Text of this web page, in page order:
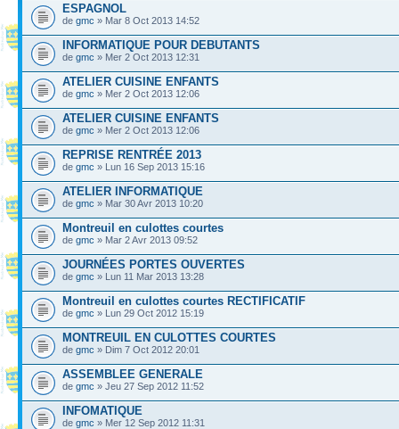
ESPAGNOL
de gmc » Mar 8 Oct 2013 14:52
INFORMATIQUE POUR DEBUTANTS
de gmc » Mer 2 Oct 2013 12:31
ATELIER CUISINE ENFANTS
de gmc » Mer 2 Oct 2013 12:06
ATELIER CUISINE ENFANTS
de gmc » Mer 2 Oct 2013 12:06
REPRISE RENTRÉE 2013
de gmc » Lun 16 Sep 2013 15:16
ATELIER INFORMATIQUE
de gmc » Mar 30 Avr 2013 10:20
Montreuil en culottes courtes
de gmc » Mar 2 Avr 2013 09:52
JOURNÉES PORTES OUVERTES
de gmc » Lun 11 Mar 2013 13:28
Montreuil en culottes courtes RECTIFICATIF
de gmc » Lun 29 Oct 2012 15:19
MONTREUIL EN CULOTTES COURTES
de gmc » Dim 7 Oct 2012 20:01
ASSEMBLEE GENERALE
de gmc » Jeu 27 Sep 2012 11:52
INFOMATIQUE
de gmc » Mer 12 Sep 2012 11:31